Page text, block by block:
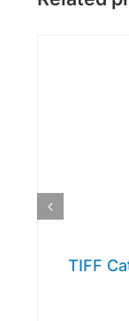
TIFF